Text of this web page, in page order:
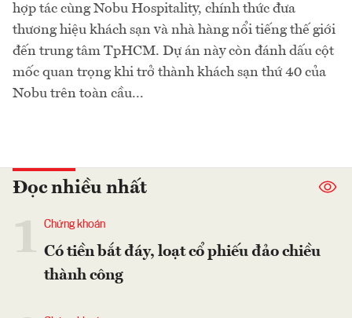
hợp tác cùng Nobu Hospitality, chính thức đưa
thương hiệu khách sạn và nhà hàng nổi tiếng thế giới
đến trung tâm TpHCM. Dự án này còn đánh dấu cột
mốc quan trọng khi trở thành khách sạn thứ 40 của
Nobu trên toàn cầu...
Đọc nhiều nhất
Chứng khoán
Có tiền bắt đáy, loạt cổ phiếu đảo chiều
thành công